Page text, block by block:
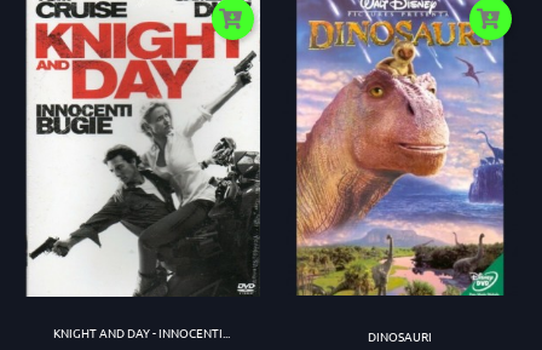
KNIGHT AND DAY - INNOCENTI... DINOSAURI